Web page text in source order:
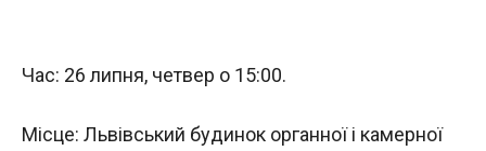
Час: 26 липня, четвер о 15:00.
Місце: Львівський будинок органної і камерної